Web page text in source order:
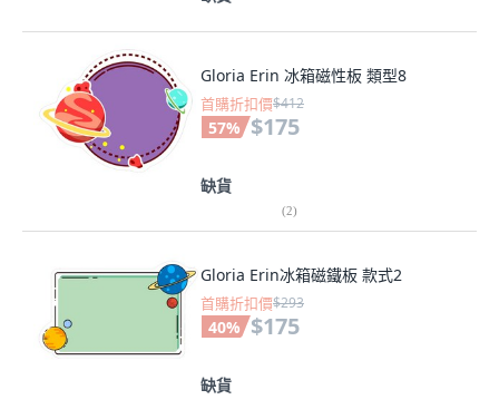
Gloria Erin 冰箱磁性板 類型8
首購折扣價$412
57% $175
缺貨
(2)
Gloria Erin冰箱磁鐵板 款式2
首購折扣價$293
40% $175
缺貨